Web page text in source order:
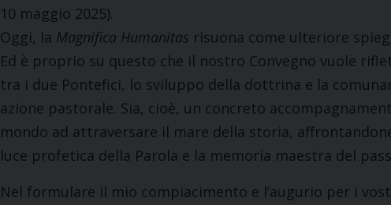
10 maggio 2025).
Oggi, la Magnifica Humanitas risuona come ulteriore
Ed è proprio su questo che il nostro Convegno vuole
tra i due Pontefici, lo sviluppo della dottrina e la
azione pastorale. Sia, cioè, un concreto
mondo ad attraversare il mare della storia,
luce profetica della Parola e la memoria maestra del
Nel formulare il mio compiacimento e l’augurio per i